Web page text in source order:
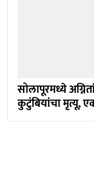
सोलापूरमध्ये
कुटुंबियांचा मृत्यू,